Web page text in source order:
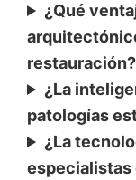
¿Qué
restauración?
¿La
patologías
¿La
especialistas